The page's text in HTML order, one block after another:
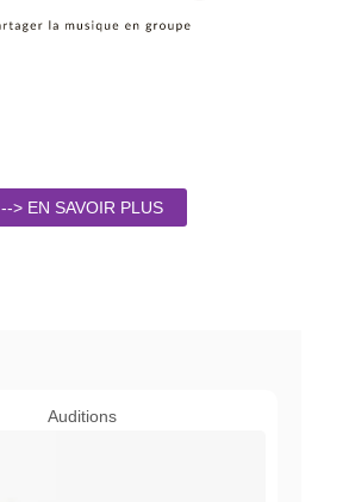
--> EN SAVOIR PLUS
Auditions